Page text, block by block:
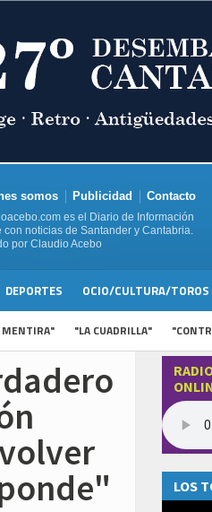
somos Publicidad Contacto
es el Diario de Información
con noticias de Santander y Cantabria.
por Claudio Acebo
DEPORTES OCIO/CULTURA/TOROS
MENTIRA" "LA CUADRILLA"
LOS